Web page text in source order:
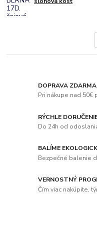
DOPRAVA ZDARMA
Pri nákupe nad
RÝCHLE
Do 24h od
BALÍME
Bezpečné balenie
VERNOSTNÝ
Čím viac nakúpite,